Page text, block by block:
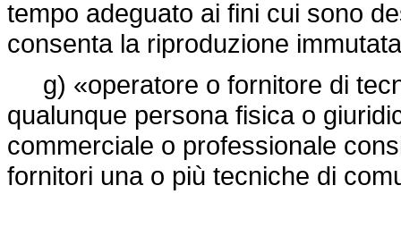
tempo adeguato ai fini cui sono
consenta la riproduzione
g) «operatore o fornitore di
qualunque persona fisica o
commerciale o professionale
fornitori una o più tecniche di